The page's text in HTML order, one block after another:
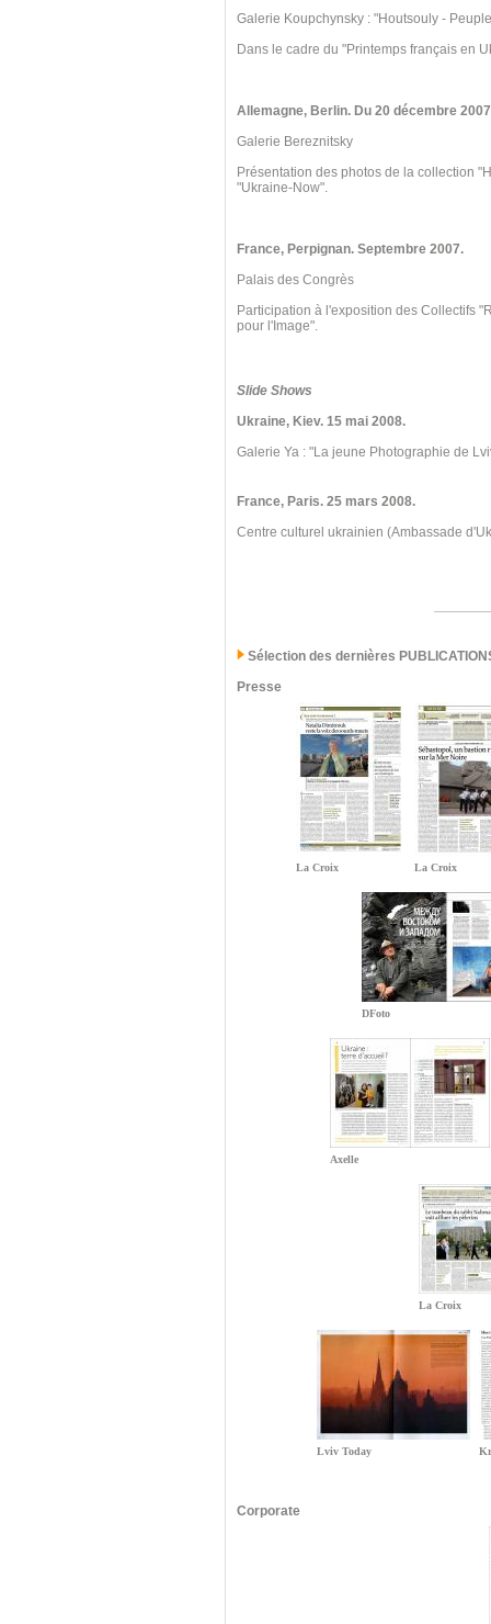
Galerie Koupchynsky : "Houtsouly -
Dans le cadre du "Printemps français en
Allemagne, Berlin. Du 20 décembre
Galerie Bereznitsky
Présentation des photos de la collection
"Ukraine-Now".
France, Perpignan. Septembre 2007.
Palais des Congrès
Participation à l'exposition des Collectifs
pour l'Image".
Slide Shows
Ukraine, Kiev. 15 mai 2008.
Galerie Ya : "La jeune Photographie de
France, Paris. 25 mars 2008.
Centre culturel ukrainien (Ambassade
Sélection des dernières
Presse
La Croix La Croix
DFoto
Axelle
La Croix
Lviv Today
Corporate